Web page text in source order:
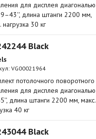
для дисплея диагональю
длина штанги 2200 мм,
нагрузка 30 кг
Black
VG00021964
потолочного поворотного
для дисплея диагональю
длина штанги 2200 мм, макс.
40 кг
Black